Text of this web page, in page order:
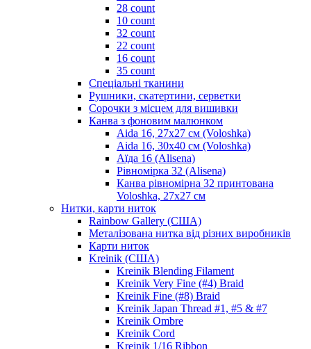
28 count
10 count
32 count
22 count
16 count
35 count
Спеціальні тканини
Рушники, скатертини, серветки
Сорочки з місцем для вишивки
Канва з фоновим малюнком
Aida 16, 27х27 см (Voloshka)
Aida 16, 30х40 см (Voloshka)
Аїда 16 (Alisena)
Рівномірка 32 (Alisena)
Канва рівномірна 32 принтована
Voloshka, 27х27 см
Нитки, карти ниток
Rainbow Gallery (США)
Металізована нитка від різних виробників
Карти ниток
Kreinik (США)
Kreinik Blending Filament
Kreinik Very Fine (#4) Braid
Kreinik Fine (#8) Braid
Kreinik Japan Thread #1, #5 & #7
Kreinik Ombre
Kreinik Cord
Kreinik 1/16 Ribbon